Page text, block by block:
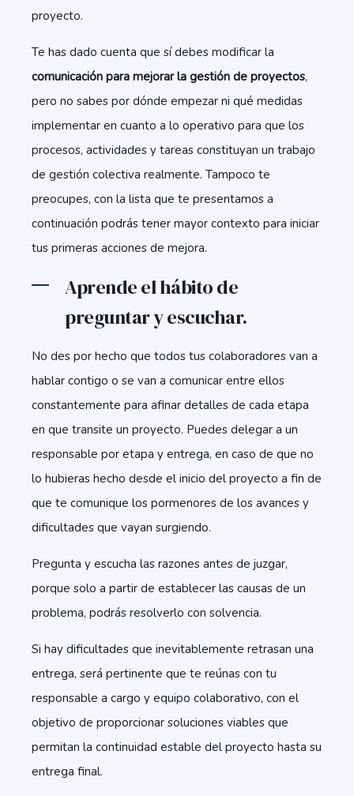
proyecto.
Te has dado cuenta que sí debes modificar la
comunicación para mejorar la gestión de proyectos,
pero no sabes por dónde empezar ni qué medidas
implementar en cuanto a lo operativo para que los
procesos, actividades y tareas constituyan un trabajo
de gestión colectiva realmente. Tampoco te
preocupes, con la lista que te presentamos a
continuación podrás tener mayor contexto para iniciar
tus primeras acciones de mejora.
Aprende el hábito de
preguntar y escuchar.
No des por hecho que todos tus colaboradores van a
hablar contigo o se van a comunicar entre ellos
constantemente para afinar detalles de cada etapa
en que transite un proyecto. Puedes delegar a un
responsable por etapa y entrega, en caso de que no
lo hubieras hecho desde el inicio del proyecto a fin de
que te comunique los pormenores de los avances y
dificultades que vayan surgiendo.
Pregunta y escucha las razones antes de juzgar,
porque solo a partir de establecer las causas de un
problema, podrás resolverlo con solvencia.
Si hay dificultades que inevitablemente retrasan una
entrega, será pertinente que te reúnas con tu
responsable a cargo y equipo colaborativo, con el
objetivo de proporcionar soluciones viables que
permitan la continuidad estable del proyecto hasta su
entrega final.